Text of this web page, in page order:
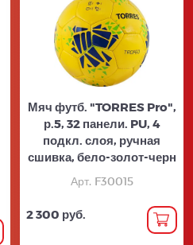
Мяч футб. "TORRES Pro",
р.5, 32 панели. PU, 4
подкл. слоя, ручная
сшивка, бело-золот-черн
Арт. F30015
2 300 руб.